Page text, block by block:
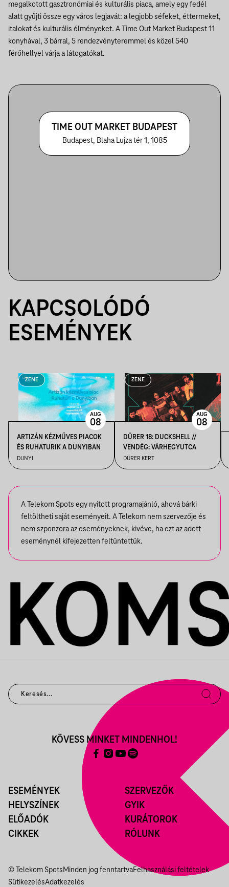
megalkotott gasztronómiai és kulturális piaca, amely egy fedél
alatt gyűjti össze egy város legjavát: a legjobb séfeket, éttermeket,
italokat és kulturális élményeket. A Time Out Market Budapest 11
konyhával, 3 bárral, 5 rendezvényteremmel és közel 540
férőhellyel várja a látogatókat.
TIME OUT MARKET BUDAPEST
Budapest, Blaha Lujza tér 1, 1085
KAPCSOLÓDÓ
ESEMÉNYEK
ZENE
ARTIZÁN KÉZMŰVES PIACOK
ÉS RUHATURIK A DUNYIBAN
DUNYI
AUG
08
ZENE
DÜRER 18: DUCKSHELL //
VENDÉG: VÁRHEGYUTCA
DÜRER KERT
AUG
08
A Telekom Spots egy nyitott programajánló, ahová bárki
feltöltheti saját eseményeit. A Telekom nem szervezője és
nem szponzora az eseményeknek, kivéve, ha ezt az adott
eseménynél kifejezetten feltüntettük.
ESEMÉNYEK
HELYSZÍNEK
ELŐADÓK
CIKKEK
SZERVEZŐK
GYIK
KURÁTOROK
RÓLUNK
KÖVESS MINKET MINDENHOL!
© Telekom SpotsMinden jog fenntartvaFelhasználási feltételek
SütikezelésAdatkezelés